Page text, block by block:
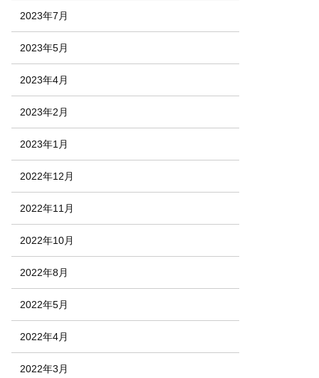
2023年7月
2023年5月
2023年4月
2023年2月
2023年1月
2022年12月
2022年11月
2022年10月
2022年8月
2022年5月
2022年4月
2022年3月